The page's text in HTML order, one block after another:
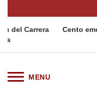
Cento emendamenti
«La tutela